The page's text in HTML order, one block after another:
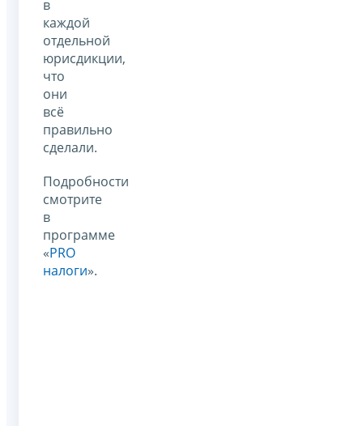
в
каждой
отдельной
юрисдикции,
что
они
всё
правильно
сделали.
Подробности
смотрите
в
программе
«PRO
налоги».